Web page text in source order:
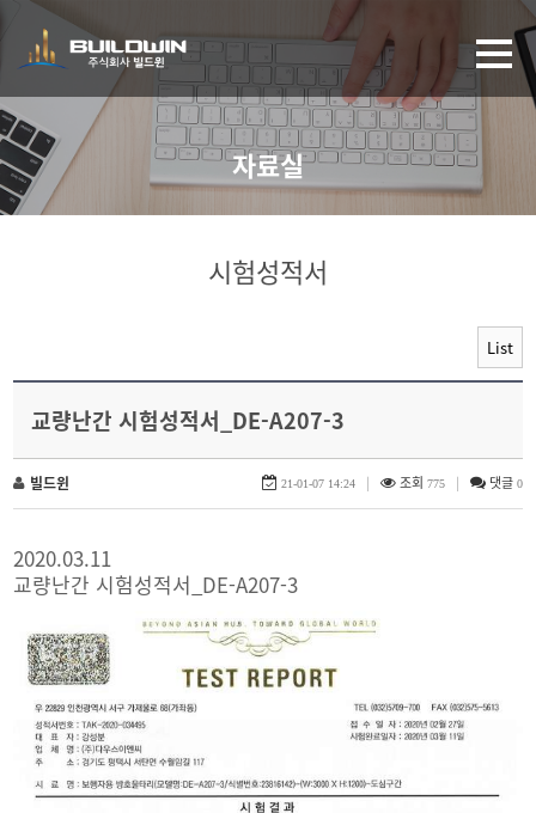
자료실
시험성적서
List
교량난간 시험성적서_DE-A207-3
빌드윈 21-01-07 14:24 | 조회 775 | 댓글 0
2020.03.11
교량난간 시험성적서_DE-A207-3